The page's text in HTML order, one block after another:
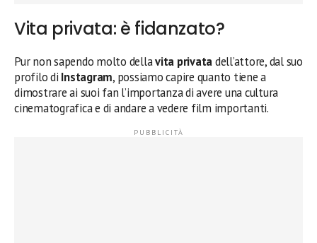
Vita privata: è fidanzato?
Pur non sapendo molto dellavita privatadell’attore, dal suo
profilo di Instagram, possiamo capire quanto tiene a
dimostrare ai suoi fan l’importanza di avere una cultura
cinematografica e di andare a vedere film importanti.